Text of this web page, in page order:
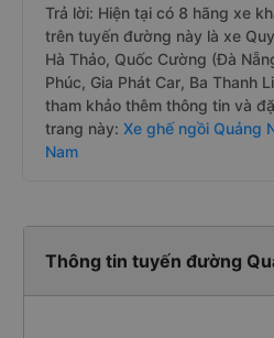
Trả lời: Hiện tại có 8 hãng xe
trên tuyến đường này là xe
Hà Thảo, Quốc Cường (Đà
Phúc, Gia Phát Car, Ba Thanh
tham khảo thêm thông tin và
trang này: Xe ghế ngồi Quảng
Nam
Thông tin tuyến đường